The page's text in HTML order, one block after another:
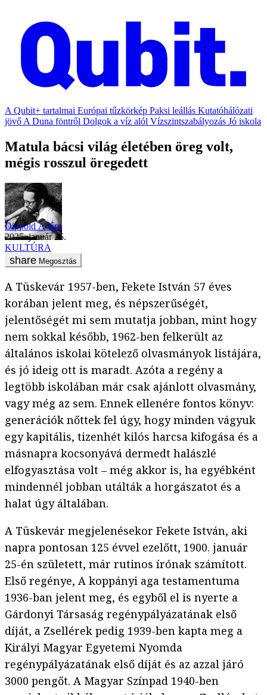
A Qubit+ tartalmai Európai tűzkörkép Paksi leállás Kutatóhálózati
jövő A Duna föntről Dolgok a víz alól Vízszintszabályozás Jó iskola
Matula bácsi világ életében öreg volt,
mégis rosszul öregedett
Dippold Ádám
2025. január 25.
KULTÚRA
Megosztás
A Tüskevár 1957-ben, Fekete István 57 éves
korában jelent meg, és népszerűségét,
jelentőségét mi sem mutatja jobban, mint hogy
nem sokkal később, 1962-ben felkerült az
általános iskolai kötelező olvasmányok listájára,
és jó ideig ott is maradt. Azóta a regény a
legtöbb iskolában már csak ajánlott olvasmány,
vagy még az sem. Ennek ellenére fontos könyv:
generációk nőttek fel úgy, hogy minden vágyuk
egy kapitális, tizenhét kilós harcsa kifogása és a
másnapra kocsonyává dermedt halászlé
elfogyasztása volt – még akkor is, ha egyébként
mindennél jobban utálták a horgászatot és a
halat úgy általában.
A Tüskevár megjelenésekor Fekete István, aki
napra pontosan 125 évvel ezelőtt, 1900. január
25-én született, már rutinos írónak számított.
Első regénye, A koppányi aga testamentuma
1936-ban jelent meg, és egyből el is nyerte a
Gárdonyi Társaság regénypályázatának első
díját, a Zsellérek pedig 1939-ben kapta meg a
Királyi Magyar Egyetemi Nyomda
regénypályázatának első díját és az azzal járó
3000 pengőt. A Magyar Színpad 1940-ben